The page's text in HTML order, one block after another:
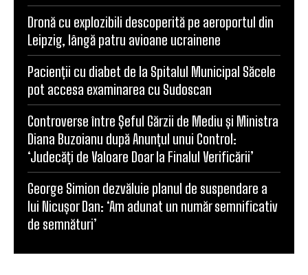
Dronă cu explozibili descoperită pe aeroportul din
Leipzig, lângă patru avioane ucrainene
Pacienții cu diabet de la Spitalul Municipal Săcele
pot accesa examinarea cu Sudoscan
Controverse între Șeful Gărzii de Mediu și Ministra
Diana Buzoianu după Anunțul unui Control:
‘Judecăți de Valoare Doar la Finalul Verificării’
George Simion dezvăluie planul de suspendare a
lui Nicușor Dan: ‘Am adunat un număr semnificativ
de semnături’